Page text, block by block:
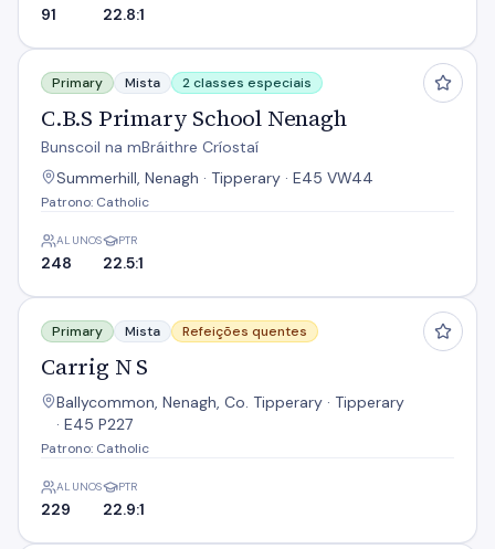
91 22.8:1
C.B.S Primary School Nenagh
Primary Mista 2 classes especiais
C.B.S Primary School Nenagh
Bunscoil na mBráithre Críostaí
Summerhill, Nenagh · Tipperary · E45 VW44
Patrono: Catholic
ALUNOS
248
PTR
22.5:1
Carrig N S
Primary Mista Refeições quentes
Carrig N S
Ballycommon, Nenagh, Co. Tipperary · Tipperary
· E45 P227
Patrono: Catholic
ALUNOS
229
PTR
22.9:1